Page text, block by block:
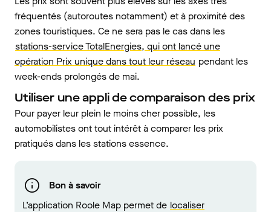
fréquentés (autoroutes notamment) et à proximité des
zones touristiques. Ce ne sera pas le cas dans les
stations-service TotalEnergies, qui ont lancé une
opération Prix unique dans tout leur réseau pendant les
week-ends prolongés de mai.
Utiliser une appli de comparaison des prix
Pour payer leur plein le moins cher possible, les
automobilistes ont tout intérêt à comparer les prix
pratiqués dans les stations essence.
Bon à savoir
L’application Roole Map permet de localiser